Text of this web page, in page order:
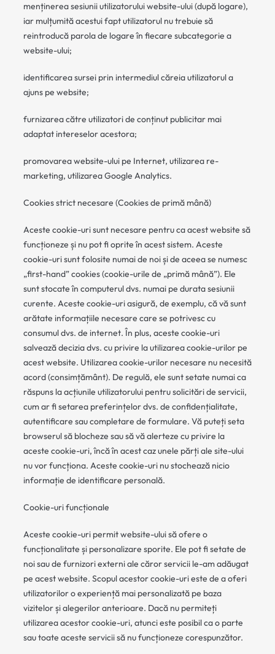
menținerea sesiunii utilizatorului website-ului (după logare),
iar mulțumită acestui fapt utilizatorul nu trebuie să
reintroducă parola de logare în fiecare subcategorie a
website-ului;
identificarea sursei prin intermediul căreia utilizatorul a
ajuns pe website;
furnizarea către utilizatori de conținut publicitar mai
adaptat intereselor acestora;
promovarea website-ului pe Internet, utilizarea re-
marketing, utilizarea Google Analytics.
Cookies strict necesare (Cookies de primă mână)
Aceste cookie-uri sunt necesare pentru ca acest website să
funcționeze și nu pot fi oprite în acest sistem. Aceste
cookie-uri sunt folosite numai de noi și de aceea se numesc
„first-hand” cookies (cookie-urile de „primă mână”). Ele
sunt stocate în computerul dvs. numai pe durata sesiunii
curente. Aceste cookie-uri asigură, de exemplu, că vă sunt
arătate informațiile necesare care se potrivesc cu
consumul dvs. de internet. În plus, aceste cookie-uri
salvează decizia dvs. cu privire la utilizarea cookie-urilor pe
acest website. Utilizarea cookie-urilor necesare nu necesită
acord (consimțământ). De regulă, ele sunt setate numai ca
răspuns la acțiunile utilizatorului pentru solicitări de servicii,
cum ar fi setarea preferințelor dvs. de confidențialitate,
autentificare sau completare de formulare. Vă puteți seta
browserul să blocheze sau să vă alerteze cu privire la
aceste cookie-uri, încă în acest caz unele părți ale site-ului
nu vor funcționa. Aceste cookie-uri nu stochează nicio
informație de identificare personală.
Cookie-uri funcționale
Aceste cookie-uri permit website-ului să ofere o
funcționalitate și personalizare sporite. Ele pot fi setate de
noi sau de furnizori externi ale căror servicii le-am adăugat
pe acest website. Scopul acestor cookie-uri este de a oferi
utilizatorilor o experiență mai personalizată pe baza
vizitelor și alegerilor anterioare. Dacă nu permiteți
utilizarea acestor cookie-uri, atunci este posibil ca o parte
sau toate aceste servicii să nu funcționeze corespunzător.